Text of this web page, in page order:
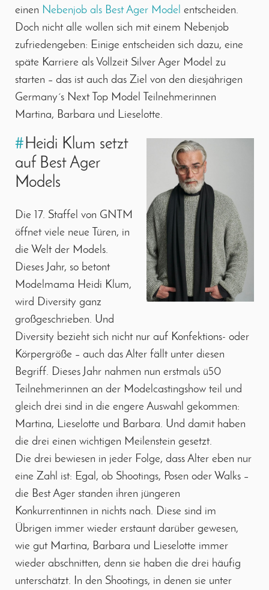
einen Nebenjob als Best Ager Model entscheiden.
Doch nicht alle wollen sich mit einem Nebenjob
zufriedengeben: Einige entscheiden sich dazu, eine
späte Karriere als Vollzeit Silver Ager Model zu
starten – das ist auch das Ziel von den diesjährigen
Germany´s Next Top Model Teilnehmerinnen
Martina, Barbara und Lieselotte.
#Heidi Klum setzt
auf Best Ager
Models
Die 17. Staffel von GNTM
öffnet viele neue Türen, in
die Welt der Models.
Dieses Jahr, so betont
Modelmama Heidi Klum,
wird Diversity ganz
großgeschrieben. Und
Diversity bezieht sich nicht nur auf Konfektions- oder
Körpergröße – auch das Alter fällt unter diesen
Begriff. Dieses Jahr nahmen nun erstmals ü50
Teilnehmerinnen an der Modelcastingshow teil und
gleich drei sind in die engere Auswahl gekommen:
Martina, Lieselotte und Barbara. Und damit haben
die drei einen wichtigen Meilenstein gesetzt.
Die drei bewiesen in jeder Folge, dass Alter eben nur
eine Zahl ist: Egal, ob Shootings, Posen oder Walks –
die Best Ager standen ihren jüngeren
Konkurrentinnen in nichts nach. Diese sind im
Übrigen immer wieder erstaunt darüber gewesen,
wie gut Martina, Barbara und Lieselotte immer
wieder abschnitten, denn sie haben die drei häufig
unterschätzt. In den Shootings, in denen sie unter